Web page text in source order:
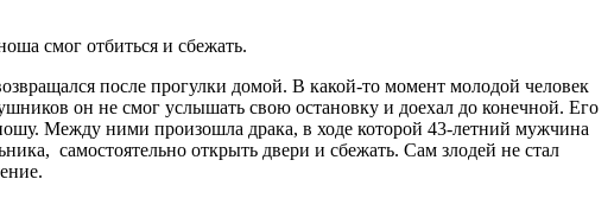
смог отбиться и сбежать.
после прогулки домой. В какой-то момент молодой человек
он не смог услышать свою остановку и доехал до конечной. Его
Между ними произошла драка, в ходе которой 43-летний мужчина
самостоятельно открыть двери и сбежать. Сам злодей не стал